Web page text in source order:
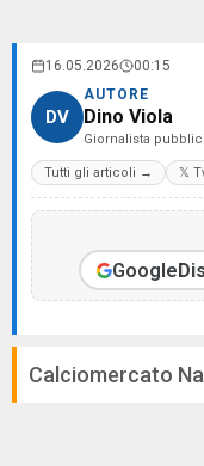
16.05.2026 00:15
DV
AUTORE
Dino Viola
Giornalista
Tutti gli articoli → 𝕏
Google
Calciomercato